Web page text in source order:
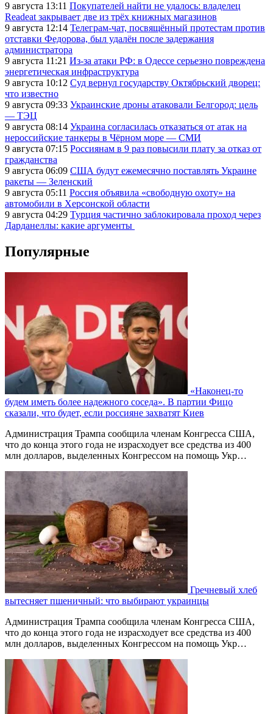
9 августа 13:11 Покупателей найти не удалось: владелец
Readeat закрывает две из трёх книжных магазинов
9 августа 12:14 Телеграм-чат, посвящённый протестам против
отставки Федорова, был удалён после задержания
администратора
9 августа 11:21 Из-за атаки РФ: в Одессе серьезно повреждена
энергетическая инфраструктура
9 августа 10:12 Суд вернул государству Октябрьский дворец:
что известно
9 августа 09:33 Украинские дроны атаковали Белгород: цель
— ТЭЦ
9 августа 08:14 Украина согласилась отказаться от атак на
нероссийские танкеры в Чёрном море — СМИ
9 августа 07:15 Россиянам в 9 раз повысили плату за отказ от
гражданства
9 августа 06:09 США будут ежемесячно поставлять Украине
ракеты — Зеленский
9 августа 05:11 Россия объявила «свободную охоту» на
автомобили в Херсонской области
9 августа 04:29 Турция частично заблокировала проход через
Дарданеллы: какие аргументы
Популярные
«Наконец-то
будем иметь более надежного соседа». В партии Фицо
сказали, что будет, если россияне захватят Киев
Администрация Трампа сообщила членам Конгресса США,
что до конца этого года не израсходует все средства из 400
млн долларов, выделенных Конгрессом на помощь Укр…
Гречневый хлеб
вытесняет пшеничный: что выбирают украинцы
Администрация Трампа сообщила членам Конгресса США,
что до конца этого года не израсходует все средства из 400
млн долларов, выделенных Конгрессом на помощь Укр…